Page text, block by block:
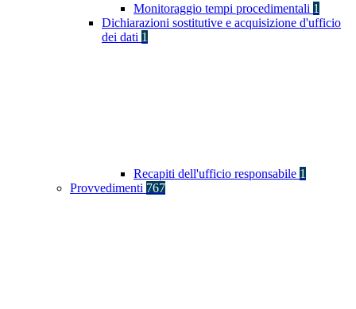
Monitoraggio tempi procedimentali 1
Dichiarazioni sostitutive e acquisizione d'ufficio
dei dati 1
Recapiti dell'ufficio responsabile 1
Provvedimenti 767